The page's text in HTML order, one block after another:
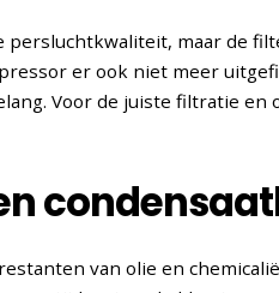
maar de
er ook niet meer
Voor de juiste filtratie en
van olie en